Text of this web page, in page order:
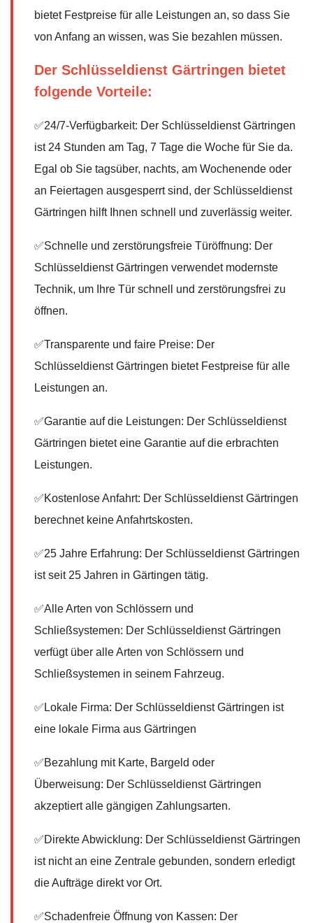
bietet Festpreise für alle Leistungen an, so dass Sie
von Anfang an wissen, was Sie bezahlen müssen.
Der Schlüsseldienst Gärtringen bietet
folgende Vorteile:
✅24/7-Verfügbarkeit: Der Schlüsseldienst Gärtringen
ist 24 Stunden am Tag, 7 Tage die Woche für Sie da.
Egal ob Sie tagsüber, nachts, am Wochenende oder
an Feiertagen ausgesperrt sind, der Schlüsseldienst
Gärtringen hilft Ihnen schnell und zuverlässig weiter.
✅Schnelle und zerstörungsfreie Türöffnung: Der
Schlüsseldienst Gärtringen verwendet modernste
Technik, um Ihre Tür schnell und zerstörungsfrei zu
öffnen.
✅Transparente und faire Preise: Der
Schlüsseldienst Gärtringen bietet Festpreise für alle
Leistungen an.
✅Garantie auf die Leistungen: Der Schlüsseldienst
Gärtringen bietet eine Garantie auf die erbrachten
Leistungen.
✅Kostenlose Anfahrt: Der Schlüsseldienst Gärtringen
berechnet keine Anfahrtskosten.
✅25 Jahre Erfahrung: Der Schlüsseldienst Gärtringen
ist seit 25 Jahren in Gärtingen tätig.
✅Alle Arten von Schlössern und
Schließsystemen: Der Schlüsseldienst Gärtringen
verfügt über alle Arten von Schlössern und
Schließsystemen in seinem Fahrzeug.
✅Lokale Firma: Der Schlüsseldienst Gärtringen ist
eine lokale Firma aus Gärtringen
✅Bezahlung mit Karte, Bargeld oder
Überweisung: Der Schlüsseldienst Gärtringen
akzeptiert alle gängigen Zahlungsarten.
✅Direkte Abwicklung: Der Schlüsseldienst Gärtringen
ist nicht an eine Zentrale gebunden, sondern erledigt
die Aufträge direkt vor Ort.
✅Schadenfreie Öffnung von Kassen: Der